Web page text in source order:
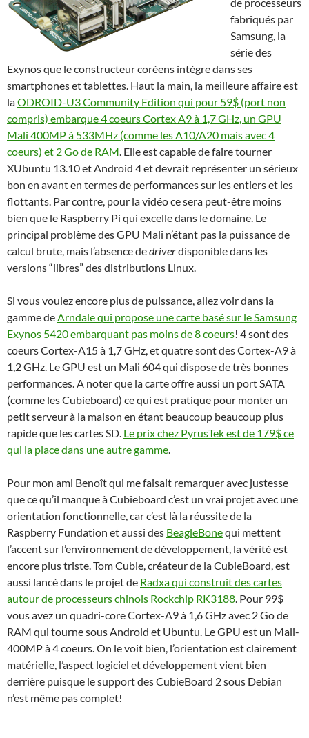
fabriqués par
Samsung, la
série des
Exynos que le constructeur coréens intègre dans ses
smartphones et tablettes. Haut la main, la meilleure affaire est
laODROID-U3 Community Edition qui pour 59$ (port non
compris) embarque 4 coeurs Cortex A9 à 1,7 GHz, un GPU
Mali 400MP à 533MHz (comme les A10/A20 mais avec 4
coeurs) et 2 Go de RAM. Elle est capable de faire tourner
XUbuntu 13.10 et Android 4 et devrait représenter un sérieux
bon en avant en termes de performances sur les entiers et les
flottants. Par contre, pour la vidéo ce sera peut-être moins
bien que le Raspberry Pi qui excelle dans le domaine. Le
principal problème des GPU Mali n’étant pas la puissance de
calcul brute, mais l’absence dedriverdisponible dans les
versions “libres” des distributions Linux.
Si vous voulez encore plus de puissance, allez voir dans la
gamme deArndale qui propose une carte basé sur le Samsung
Exynos 5420 embarquant pas moins de 8 coeurs! 4 sont des
coeurs Cortex-A15 à 1,7 GHz, et quatre sont des Cortex-A9 à
1,2 GHz. Le GPU est un Mali 604 qui dispose de très bonnes
performances. A noter que la carte offre aussi un port SATA
(comme les Cubieboard) ce qui est pratique pour monter un
petit serveur à la maison en étant beaucoup beaucoup plus
rapide que les cartes SD. Le prix chez PyrusTek est de 179$ ce
qui la place dans une autre gamme.
Pour mon ami Benoît qui me faisait remarquer avec justesse
que ce qu’il manque à Cubieboard c’est un vrai projet avec une
orientation fonctionnelle, car c’est là la réussite de la
Raspberry Fundation et aussi des BeagleBonequi mettent
l’accent sur l’environnement de développement, la vérité est
encore plus triste. Tom Cubie, créateur de la CubieBoard, est
aussi lancé dans le projet de Radxa qui construit des cartes
autour de processeurs chinois Rockchip RK3188. Pour 99$
vous avez un quadri-core Cortex-A9 à 1,6 GHz avec 2 Go de
RAM qui tourne sous Android et Ubuntu. Le GPU est un Mali-
400MP à 4 coeurs. On le voit bien, l’orientation est clairement
matérielle, l’aspect logiciel et développement vient bien
derrière puisque le support des CubieBoard 2 sous Debian
n’est même pas complet!